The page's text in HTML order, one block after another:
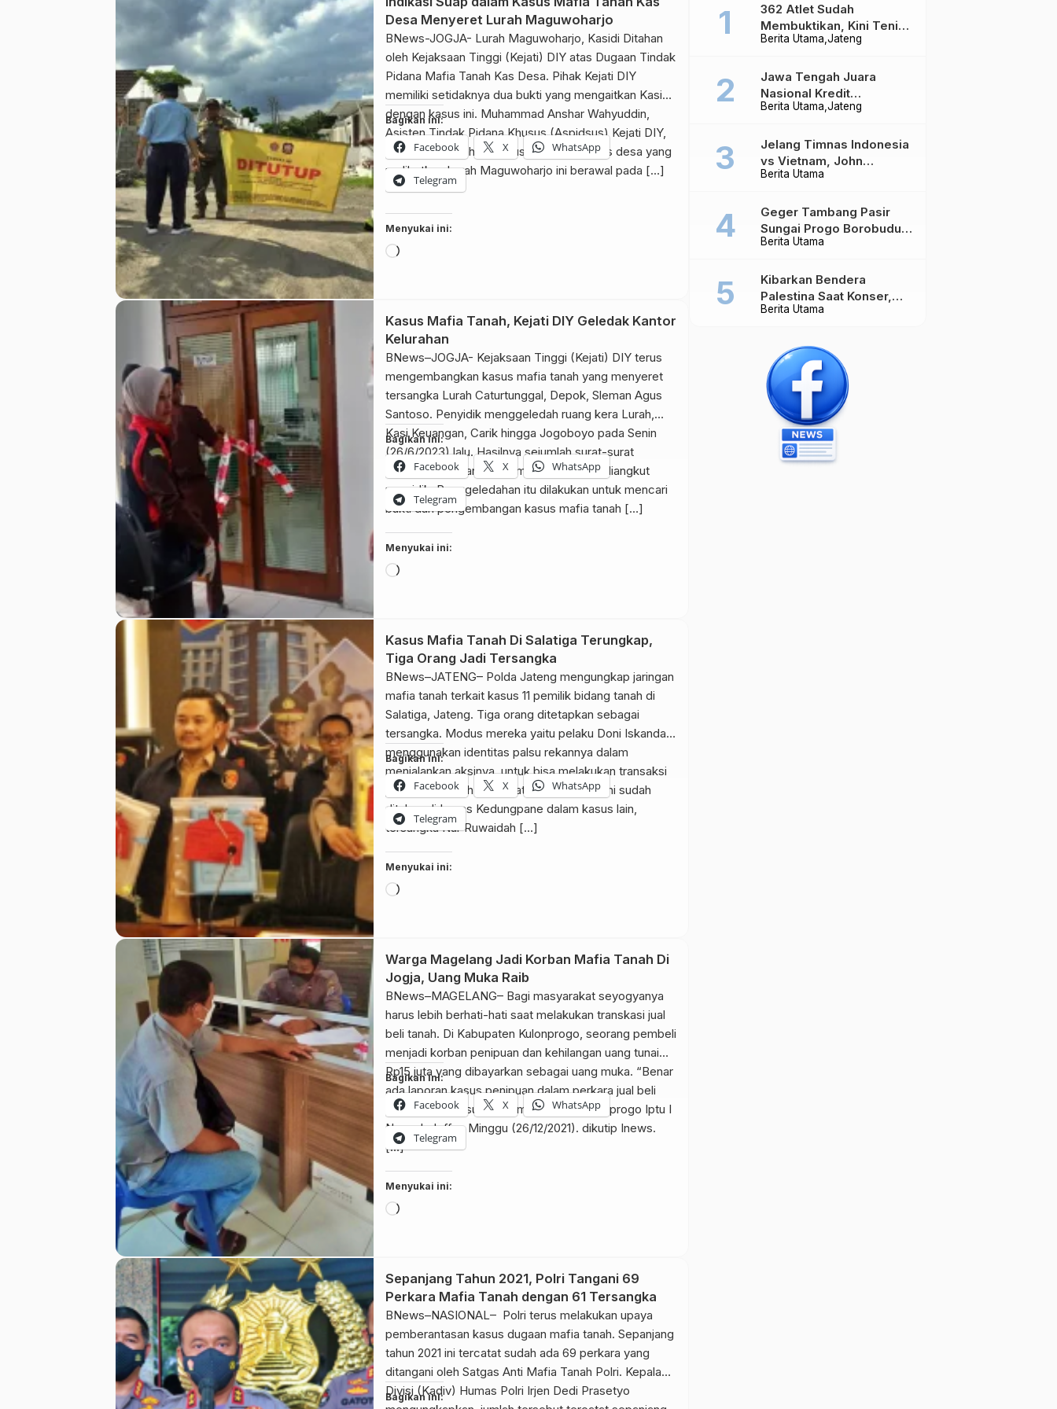
Desa Menyeret Lurah Maguwoharjo
BNews-JOGJA- Lurah Maguwoharjo, Kasidi Ditahan
oleh Kejaksaan Tinggi (Kejati) DIY atas Dugaan Tindak
Pidana Mafia Tanah Kas Desa. Pihak Kejati DIY
memiliki setidaknya dua bukti yang mengaitkan Kasidi
dengan kasus ini. Muhammad Anshar Wahyuddin,
Asisten Tindak Pidana Khusus (Aspidsus) Kejati DIY,
menjelaskan bahwa kasus mafia tanah kas desa yang
melibatkan Lurah Maguwoharjo ini berawal pada […]
Bagikan ini:
Facebook X WhatsApp
Telegram
Menyukai ini:
Memuat...
Kasus Mafia Tanah, Kejati DIY Geledak Kantor
Kelurahan
BNews–JOGJA- Kejaksaan Tinggi (Kejati) DIY terus
mengembangkan kasus mafia tanah yang menyeret
tersangka Lurah Caturtunggal, Depok, Sleman Agus
Santoso. Penyidik menggeledah ruang kera Lurah,
Kasi Keuangan, Carik hingga Jogoboyo pada Senin
(26/6/2023) lalu. Hasilnya sejumlah surat-surat
berkaitan dengan kasus mafia tanah pun diangkut
penyidik. Penggeledahan itu dilakukan untuk mencari
bukti dan pengembangan kasus mafia tanah […]
Bagikan ini:
Facebook X WhatsApp
Telegram
Menyukai ini:
Memuat...
Kasus Mafia Tanah Di Salatiga Terungkap,
Tiga Orang Jadi Tersangka
BNews–JATENG– Polda Jateng mengungkap jaringan
mafia tanah terkait kasus 11 pemilik bidang tanah di
Salatiga, Jateng. Tiga orang ditetapkan sebagai
tersangka. Modus mereka yaitu pelaku Doni Iskandar
menggunakan identitas palsu rekannya dalam
menjalankan aksinya, untuk bisa melakukan transaksi
pembelian tanah. “Jadi satu tersangka Doni sudah
ditahan di Lapas Kedungpane dalam kasus lain,
tersangka Nur Ruwaidah […]
Bagikan ini:
Facebook X WhatsApp
Telegram
Menyukai ini:
Memuat...
Warga Magelang Jadi Korban Mafia Tanah Di
Jogja, Uang Muka Raib
BNews–MAGELANG– Bagi masyarakat seyogyanya
harus lebih berhati-hati saat melakukan transkasi jual
beli tanah. Di Kabupaten Kulonprogo, seorang pembeli
menjadi korban penipuan dan kehilangan uang tunai
Rp15 juta yang dibayarkan sebagai uang muka. “Benar
ada laporan kasus penipuan dalam perkara jual beli
tanah,” kata Kasubag Humas Polres Kulonprogo Iptu I
Nengah Jeffry, Minggu (26/12/2021). dikutip Inews.
[…]
Bagikan ini:
Facebook X WhatsApp
Telegram
Menyukai ini:
Memuat...
Sepanjang Tahun 2021, Polri Tangani 69
Perkara Mafia Tanah dengan 61 Tersangka
BNews–NASIONAL– Polri terus melakukan upaya
pemberantasan kasus dugaan mafia tanah. Sepanjang
tahun 2021 ini tercatat sudah ada 69 perkara yang
ditangani oleh Satgas Anti Mafia Tanah Polri. Kepala
Divisi (Kadiv) Humas Polri Irjen Dedi Prasetyo
Bagikan ini:
Berita Utama Jateng
362 Atlet Sudah
Membuktikan, Kini Tenis
Meja Jateng Dibidik Jadi
Berita Utama Jateng
Jawa Tengah Juara
Nasional Kredit
Perumahan, Realisasi
Berita Utama
Jelang Timnas Indonesia
vs Vietnam, John
Herdman Ungkap Hal
Berita Utama
Geger Tambang Pasir
Sungai Progo Borobudur,
Warga Sambeng Hentikan
Berita Utama
Kibarkan Bendera
Palestina Saat Konser,
Massive Attack Dilarang